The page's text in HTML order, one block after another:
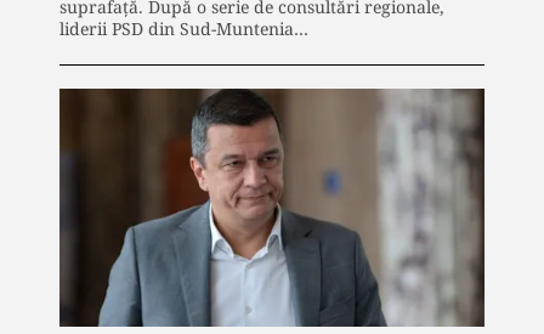
suprafață. După o serie de consultări regionale,
liderii PSD din Sud-Muntenia…